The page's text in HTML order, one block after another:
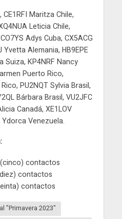
Maritza Chile,
Leticia Chile,
Adys Cuba, CX5ACG
Yvetta Alemania, HB9EPE
Suiza, KP4NRF Nancy
Puerto Rico,
PU2NQT Sylvia Brasil,
Bárbara Brasil, VU2JFC
Canadá, XE1LOV
Venezuela.
contactos
contactos
contactos
"Primavera 2023"